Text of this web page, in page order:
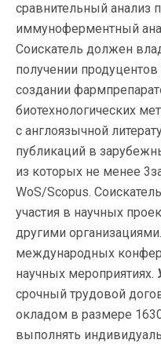
сравнительный анализ
иммуноферментный
Соискатель должен
получении
создании
биотехнологических
с англоязычной
публикаций в
из которых не менее
WoS/Scopus.
участия в научных
другими
международных
научных мероприятиях.
срочный трудовой
окладом в размере
выполнять